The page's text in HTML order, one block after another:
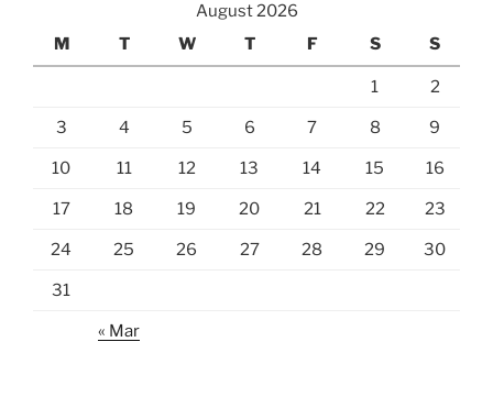
August 2026
M
T W T F S S
1 2
3 4 5 6 7 8 9
10 11 12 13 14 15 16
17 18 19 20 21 22 23
24 25 26 27 28 29 30
31
« Mar